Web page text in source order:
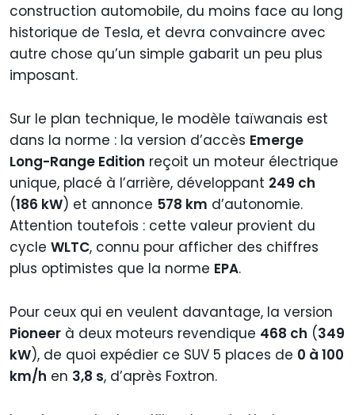
construction automobile, du moins face au long
historique de Tesla, et devra convaincre avec
autre chose qu’un simple gabarit un peu plus
imposant.
Sur le plan technique, le modèle taïwanais est
dans la norme : la version d’accès Emerge
Long-Range Edition reçoit un moteur électrique
unique, placé à l’arrière, développant 249 ch
(186 kW) et annonce 578 km d’autonomie.
Attention toutefois : cette valeur provient du
cycle WLTC, connu pour afficher des chiffres
plus optimistes que la norme EPA.
Pour ceux qui en veulent davantage, la version
Pioneer à deux moteurs revendique 468 ch (349
kW), de quoi expédier ce SUV 5 places de 0 à 100
km/h en 3,8 s, d’après Foxtron.